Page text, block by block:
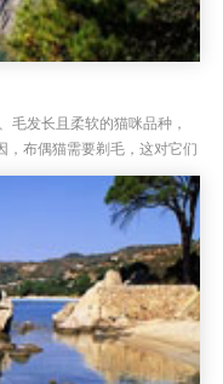
毛发长且柔软的猫咪品种，
，布偶猫需要剃毛，这对它们
毛问题，但这并非解决所...